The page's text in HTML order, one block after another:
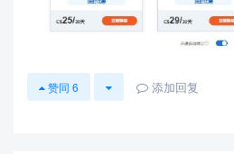
赞同 6 添加回复